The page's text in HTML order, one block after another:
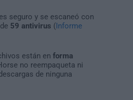
seguro y se escaneó con
59 antivirus (Informe
están en forma
no reempaqueta ni
de ninguna